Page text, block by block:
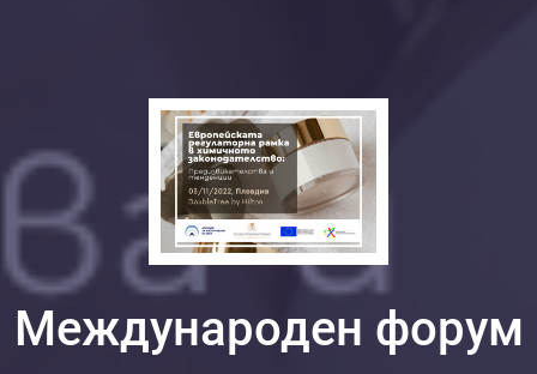
Международен форум